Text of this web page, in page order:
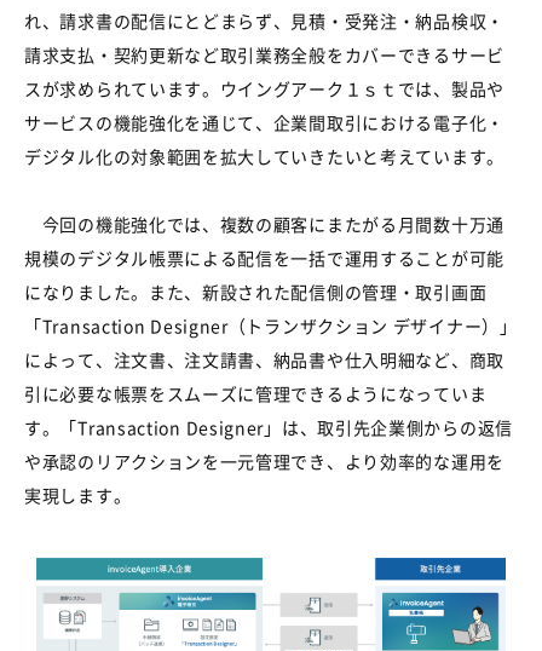
れ、請求書の配信にとどまらず、見積・受発注・納品検収・
請求支払・契約更新など取引業務全般をカバーできるサービ
スが求められています。ウイングアーク１ｓｔでは、製品や
サービスの機能強化を通じて、企業間取引における電子化・
デジタル化の対象範囲を拡大していきたいと考えています。
今回の機能強化では、複数の顧客にまたがる月間数十万通
規模のデジタル帳票による配信を一括で運用することが可能
になりました。また、新設された配信側の管理・取引画面
「Transaction Designer（トランザクション デザイナー）」
によって、注文書、注文請書、納品書や仕入明細など、商取
引に必要な帳票をスムーズに管理できるようになっていま
す。「Transaction Designer」は、取引先企業側からの返信
や承認のリアクションを一元管理でき、より効率的な運用を
実現します。